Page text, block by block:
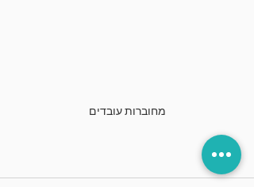
מחוברות עובדים